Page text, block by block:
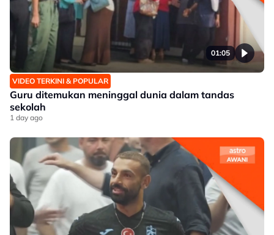
01:05
VIDEO TERKINI & POPULAR
Guru ditemukan meninggal dunia dalam tandas
sekolah
1 day ago